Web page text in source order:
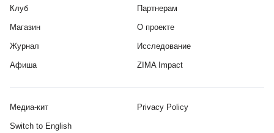
Клуб
Магазин
Журнал
Афиша
Партнерам
О проекте
Исследование
ZIMA Impact
Медиа-кит Privacy Policy
Switch to English